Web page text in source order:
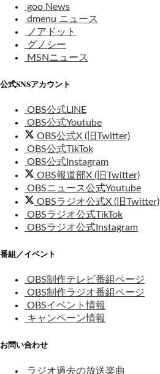
goo News
dmenu ニュース
ノアドット
グノシー
MSNニュース
公式SNSアカウント
OBS公式LINE
OBS公式Youtube
OBS公式X (旧Twitter)
OBS公式TikTok
OBS公式Instagram
OBS報道部X (旧Twitter)
OBSニュース公式Youtube
OBSラジオ公式X (旧Twitter)
OBSラジオ公式TikTok
OBSラジオ公式Instagram
番組／イベント
OBS制作テレビ番組ページ
OBS制作ラジオ番組ページ
OBSイベント情報
キャンペーン情報
お問い合わせ
ラジオ過去の放送楽曲